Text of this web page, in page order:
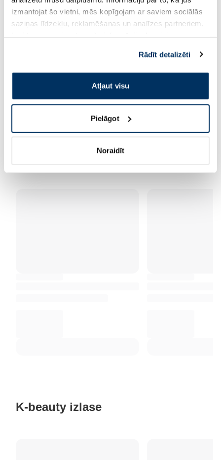
izmantojat šo vietni, mēs kopīgojam ar saviem sociālās
saziņas līdzekļu, reklamēšanas un analīzes partneriem,
pakalpojumus. Ja piekrītat šo papildu sīkdatņu
izmantošanai, lūdzu, atzīmējiet savu izvēli:
Rādīt detalizēti
Atļaut visu
Pielāgot
Noraidīt
Šobrīd pieprasīta kosmētika
K-beauty izlase